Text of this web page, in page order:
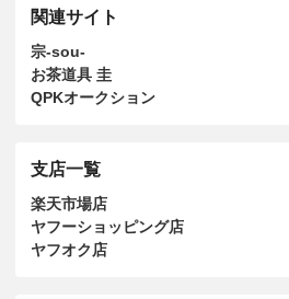
関連サイト
宗-sou-
お茶道具 圭
QPKオークション
支店一覧
楽天市場店
ヤフーショッピング店
ヤフオク店